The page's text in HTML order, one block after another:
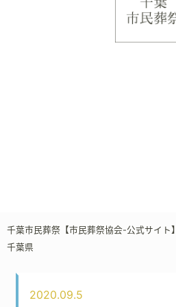
千葉市民葬祭【市民葬祭協会-公式サイト】
千葉県
2020.09.5